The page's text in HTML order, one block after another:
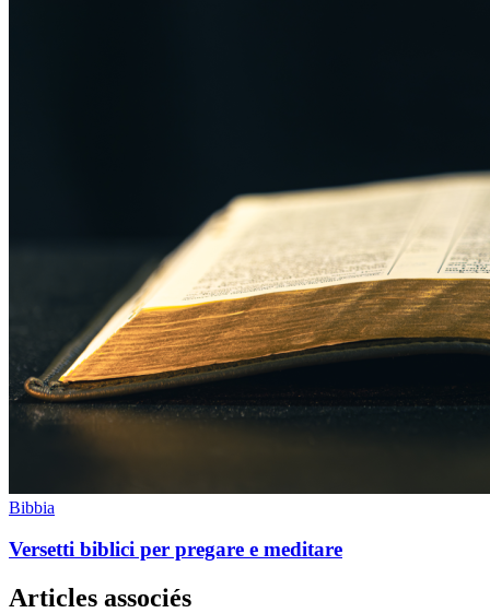
Bibbia
Versetti biblici per pregare e meditare
Articles associés